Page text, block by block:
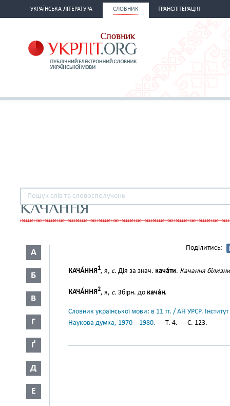
УКРАЇНСЬКА ЛІТЕРАТУРА СЛОВНИК ТРАНСЛІТЕРАЦІЯ
КАЧАННЯ
А
Б
В
Г
Ґ
Д
Е
Поділитись:
КАЧА́ННЯ1, я, с. Дія за знач. кача́ти. Качання
КАЧА́ННЯ2, я, с. Збірн. до кача́н.
Словник української мови: в 11 тт. / АН УРСР.
Наукова думка, 1970—1980. — Т. 4. — С. 123.